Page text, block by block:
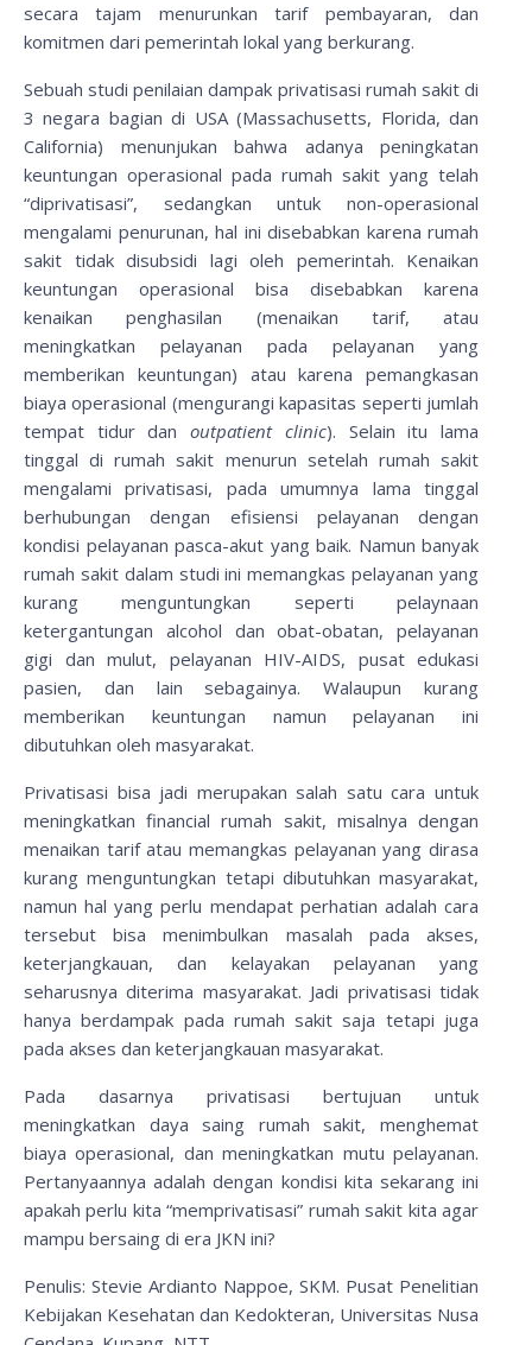
secara tajam menurunkan tarif pembayaran, dan
komitmen dari pemerintah lokal yang berkurang.
Sebuah studi penilaian dampak privatisasi rumah sakit di
3 negara bagian di USA (Massachusetts, Florida, dan
California) menunjukan bahwa adanya peningkatan
keuntungan operasional pada rumah sakit yang telah
“diprivatisasi”, sedangkan untuk non-operasional
mengalami penurunan, hal ini disebabkan karena rumah
sakit tidak disubsidi lagi oleh pemerintah. Kenaikan
keuntungan operasional bisa disebabkan karena
kenaikan penghasilan (menaikan tarif, atau
meningkatkan pelayanan pada pelayanan yang
memberikan keuntungan) atau karena pemangkasan
biaya operasional (mengurangi kapasitas seperti jumlah
tempat tidur danoutpatient clinic). Selain itu lama
tinggal di rumah sakit menurun setelah rumah sakit
mengalami privatisasi, pada umumnya lama tinggal
berhubungan dengan efisiensi pelayanan dengan
kondisi pelayanan pasca-akut yang baik. Namun banyak
rumah sakit dalam studi ini memangkas pelayanan yang
kurang menguntungkan seperti pelaynaan
ketergantungan alcohol dan obat-obatan, pelayanan
gigi dan mulut, pelayanan HIV-AIDS, pusat edukasi
pasien, dan lain sebagainya. Walaupun kurang
memberikan keuntungan namun pelayanan ini
dibutuhkan oleh masyarakat.
Privatisasi bisa jadi merupakan salah satu cara untuk
meningkatkan financial rumah sakit, misalnya dengan
menaikan tarif atau memangkas pelayanan yang dirasa
kurang menguntungkan tetapi dibutuhkan masyarakat,
namun hal yang perlu mendapat perhatian adalah cara
tersebut bisa menimbulkan masalah pada akses,
keterjangkauan, dan kelayakan pelayanan yang
seharusnya diterima masyarakat. Jadi privatisasi tidak
hanya berdampak pada rumah sakit saja tetapi juga
pada akses dan keterjangkauan masyarakat.
Pada dasarnya privatisasi bertujuan untuk
meningkatkan daya saing rumah sakit, menghemat
biaya operasional, dan meningkatkan mutu pelayanan.
Pertanyaannya adalah dengan kondisi kita sekarang ini
apakah perlu kita “memprivatisasi” rumah sakit kita agar
mampu bersaing di era JKN ini?
Penulis: Stevie Ardianto Nappoe, SKM. Pusat Penelitian
Kebijakan Kesehatan dan Kedokteran, Universitas Nusa